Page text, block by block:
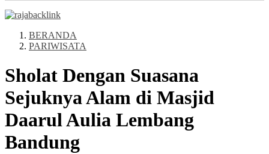
BERANDA
PARIWISATA
Sholat Dengan Suasana
Sejuknya Alam di Masjid
Daarul Aulia Lembang
Bandung